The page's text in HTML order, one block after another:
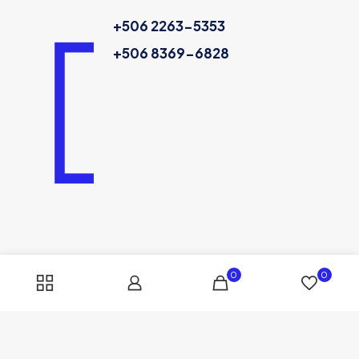
+506 2263-5353
+506 8369-6828
0 0